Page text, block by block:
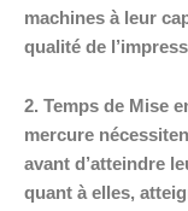
machines à leur
qualité de
2. Temps de Mise
mercure
avant d’atteindre
quant à elles,